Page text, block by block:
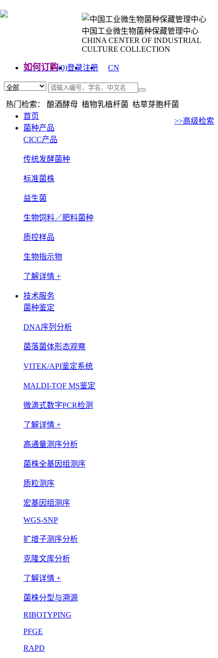
中国工业微生物菌种保藏管理中心
CHINA CENTER OF INDUSTRIAL
CULTURE COLLECTION
如何订购(0)登录注册
CN
热门检索： 酿酒酵母 植物乳植杆菌 枯草芽胞杆菌
>>高级检索
首页
菌种产品
CICC产品
传统发酵菌种
标准菌株
益生菌
生物饲料／肥料菌种
质控样品
生物指示物
了解详情 +
技术服务
菌种鉴定
DNA序列分析
菌落菌体形态观察
VITEK/API鉴定系统
MALDI-TOF MS鉴定
微滴式数字PCR检测
了解详情 +
高通量测序分析
菌株全基因组测序
质粒测序
宏基因组测序
WGS-SNP
扩增子测序分析
克隆文库分析
了解详情 +
菌株分型与溯源
RIBOTYPING
PFGE
RAPD